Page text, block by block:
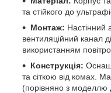
та стійкого до
Монтаж: Настінний
вентиляційний канал
використанням
Конструкція:
та сіткою від комах.
(порівняно з моделлю